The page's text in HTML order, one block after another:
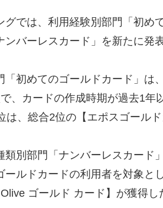
グでは、利用経験別部門「初め
ンバーレスカード」を新たに発表
初めてのゴールドカード」は
、カードの作成時期が過去1年
は、総合2位の【エポスゴールド
別部門「ナンバーレスカード
ールドカードの利用者を対象と
ゴールド カード】が獲得し